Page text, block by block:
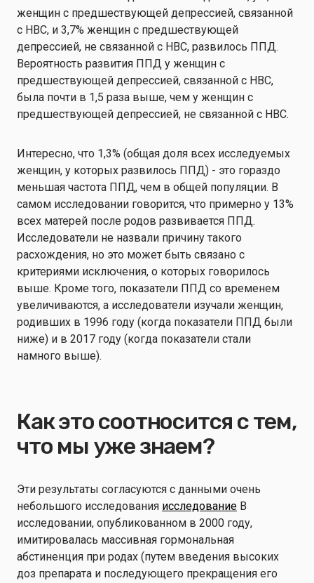
женщин с предшествующей депрессией, связанной
с HBC, и 3,7% женщин с предшествующей
депрессией, не связанной с HBC, развилось ППД.
Вероятность развития ППД у женщин с
предшествующей депрессией, связанной с HBC,
была почти в 1,5 раза выше, чем у женщин с
предшествующей депрессией, не связанной с HBC.
Интересно, что 1,3% (общая доля всех исследуемых
женщин, у которых развилось ППД) - это гораздо
меньшая частота ППД, чем в общей популяции. В
самом исследовании говорится, что примерно у 13%
всех матерей после родов развивается ППД.
Исследователи не назвали причину такого
расхождения, но это может быть связано с
критериями исключения, о которых говорилось
выше. Кроме того, показатели ППД со временем
увеличиваются, а исследователи изучали женщин,
родивших в 1996 году (когда показатели ППД были
ниже) и в 2017 году (когда показатели стали
намного выше).
Как это соотносится с тем,
что мы уже знаем?
Эти результаты согласуются с данными очень
небольшого исследования исследование В
исследовании, опубликованном в 2000 году,
имитировалась массивная гормональная
абстиненция при родах (путем введения высоких
доз препарата и последующего прекращения его